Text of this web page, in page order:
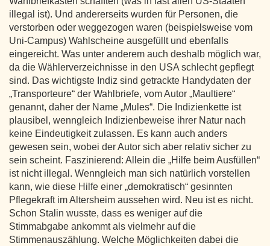
illegal ist). Und andererseits wurden für Personen, die
verstorben oder weggezogen waren (beispielsweise vom
Uni-Campus) Wahlscheine ausgefüllt und ebenfalls
eingereicht. Was unter anderem auch deshalb möglich war,
da die Wählerverzeichnisse in den USA schlecht gepflegt
sind. Das wichtigste Indiz sind getrackte Handydaten der
„Transporteure“ der Wahlbriefe, vom Autor „Maultiere“
genannt, daher der Name „Mules“. Die Indizienkette ist
plausibel, wenngleich Indizienbeweise ihrer Natur nach
keine Eindeutigkeit zulassen. Es kann auch anders
gewesen sein, wobei der Autor sich aber relativ sicher zu
sein scheint. Faszinierend: Allein die „Hilfe beim Ausfüllen“
ist nicht illegal. Wenngleich man sich natürlich vorstellen
kann, wie diese Hilfe einer „demokratisch“ gesinnten
Pflegekraft im Altersheim aussehen wird. Neu ist es nicht.
Schon Stalin wusste, dass es weniger auf die
Stimmabgabe ankommt als vielmehr auf die
Stimmenauszählung. Welche Möglichkeiten dabei die